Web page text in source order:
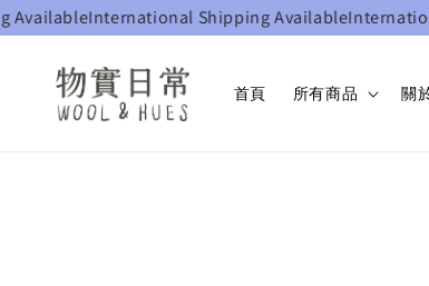
International Shipping AvailableInternational
首頁 所有商品 關